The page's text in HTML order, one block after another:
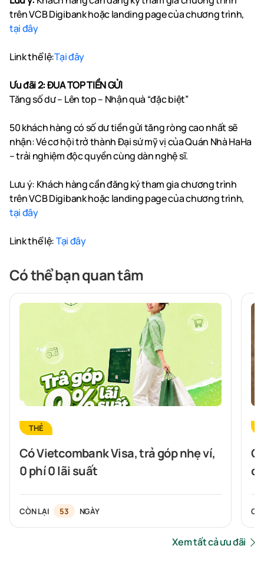
trên VCB Digibank hoặc landing page của chương trình,
tại đây
Link thể lệ:Tại đây
Ưu đãi 2:ĐUA TOP TIỀN GỬI
Tăng số dư – Lên top – Nhận quà “đặc biệt”
50 khách hàng có số dư tiền gửi tăng ròng cao nhất sẽ
nhận: Vé cơ hội trở thành Đại sứ mỹ vị của Quán Nhà HaHa
– trải nghiệm độc quyền cùng dàn nghệ sĩ.
Lưu ý: Khách hàng cần đăng ký tham gia chương trình
trên VCB Digibank hoặc landing page của chương trình,
tại đây
Link thể lệ:Tại đây
Có thể bạn quan tâm
THẺ
Có Vietcombank Visa, trả góp nhẹ ví,
0 phí 0 lãi suất
CÒN LẠI 53 NGÀY
Xem tất cả ưu đãi